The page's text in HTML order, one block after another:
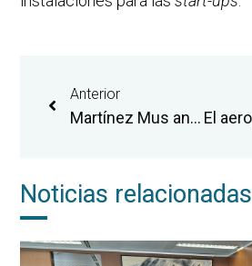
Anterior
Martínez Mus anuncia que el aeropuerto de Castellón contará con dos líneas públicas de autobús a Castellón de la Plana y al norte de la provincia
Noticias relacionadas